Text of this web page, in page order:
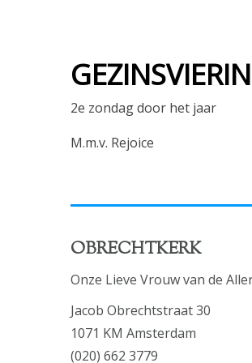
2e zondag door het jaar
M.m.v. Rejoice
OBRECHTKERK
Onze Lieve Vrouw van de
Jacob Obrechtstraat 30
1071 KM Amsterdam
(020) 662 3779